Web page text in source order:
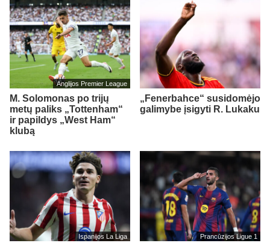
Anglijos Premier League
M. Solomonas po trijų
metų paliks „Tottenham“
ir papildys „West Ham“
klubą
„Fenerbahce“ susidomėjo
galimybe įsigyti R. Lukaku
Ispanijos La Liga Prancūzijos Ligue 1